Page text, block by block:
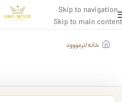
Skip to navigation
Skip to main content
خانه/ترمووود